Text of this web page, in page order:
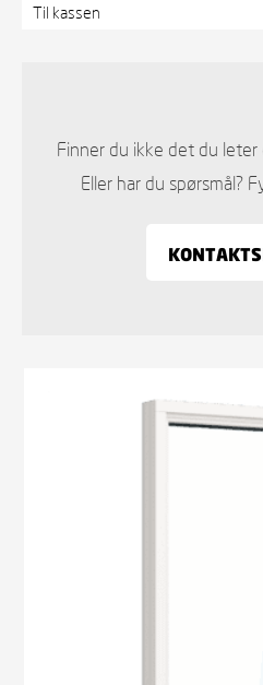
Til kassen
Finner du ikke det du
Eller har du spørsmål?